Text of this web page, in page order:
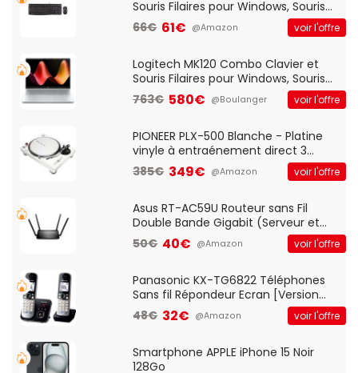
Souris Filaires pour Windows, Souris
Optique Filaire, Connexion USB Plug
And Play, Confortable, Taille
QWERTY UK - Noir
66€ 61€ @Amazon voir l'offre
Logitech MK120 Combo Clavier et
Souris Filaires pour Windows, Souris
Optique Filaire, Connexion USB Plug
And Play, Confortable, Taille
QWERTY UK - Noir
763€ 580€ @Boulanger voir l'offre
PIONEER PLX-500 Blanche - Platine
vinyle à entraénement direct 3
vitesses (33-45-78 trs/min) avec
pre-ampli intégré et port USB
385€ 349€ @Amazon voir l'offre
Asus RT-AC59U Routeur sans Fil
Double Bande Gigabit (Serveur et
Client VPN, Triple Vlan, Mode Point
d'accès et Bridge, contrôle Parental,
50€ 40€ @Amazon voir l'offre
Panasonic KX-TG6822 Téléphones
Sans fil Répondeur Ecran [Version
Française]
48€ 32€ @Amazon voir l'offre
Smartphone APPLE iPhone 15 Noir
128Go